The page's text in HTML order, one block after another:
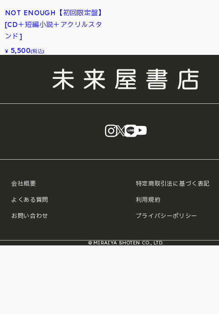
NOT ENOUGH【初回限定盤】
[CD＋短編小説＋アクリルスタ
ンド]
¥ 5,500(税込)
instagram
X LINE
会社概要
よくある質問
お問い合わせ
特定商取引法に基づく表記
利用規約
プライバシーポリシー
© MIRAIYA SHOTEN CO., LTD.